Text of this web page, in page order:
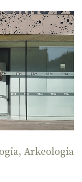
, Arkeologia